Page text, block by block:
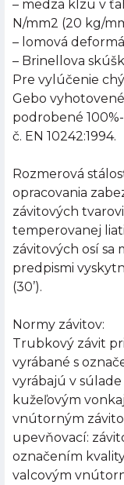
– medza klzu v
N/mm2 (20 kg/
– lomová
– Brinellova
Pre vylúčenie
Gebo
podrobené
č. EN 10242:1994.
Rozmerová
opracovania
závitových
temperovanej
závitových osí sa
predpismi
(30’).
Normy závitov:
Trubkový závit
vyrábané s
vyrábajú v súlade
kužeľovým
vnútorným
upevňovací:
označením
valcovým